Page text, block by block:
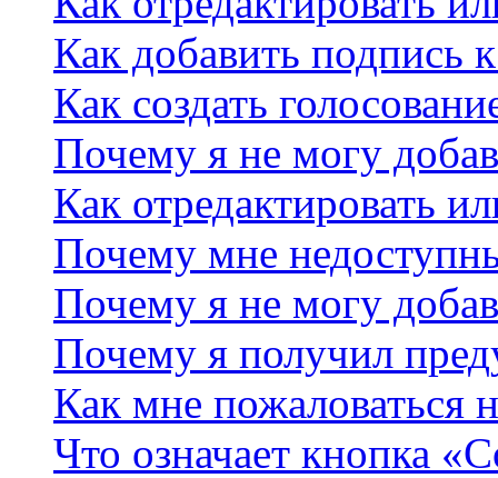
Как добавить подпись
Как создать
Почему я не могу
Как отредактировать
Почему мне
Почему я не могу
Почему я получил
Как мне пожаловаться
Что означает кнопка